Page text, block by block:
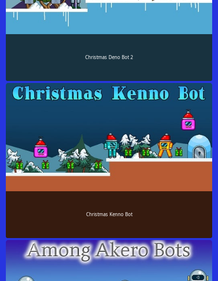
Christmas Deno Bot 2
Christmas Kenno Bot